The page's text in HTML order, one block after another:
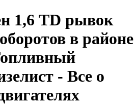
1,6 TD рывок
в районе
- Все о